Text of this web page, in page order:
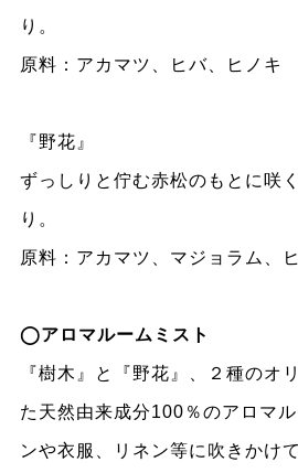
り。
原料：アカマツ、ヒバ、ヒノキ
『野花』
ずっしりと佇む赤松のもとに咲
り。
原料：アカマツ、マジョラム、
◯アロマルームミスト
『樹木』と『野花』、２種のオ
た天然由来成分100％のアロマ
ンや衣服、リネン等に吹きかけ